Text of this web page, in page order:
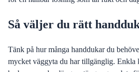
Så väljer du rätt
Tänk på hur många handdukar du
mycket väggyta du har tillgänglig. Enkla